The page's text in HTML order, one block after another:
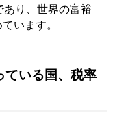
り、世界の富裕
います。
ている国、税率